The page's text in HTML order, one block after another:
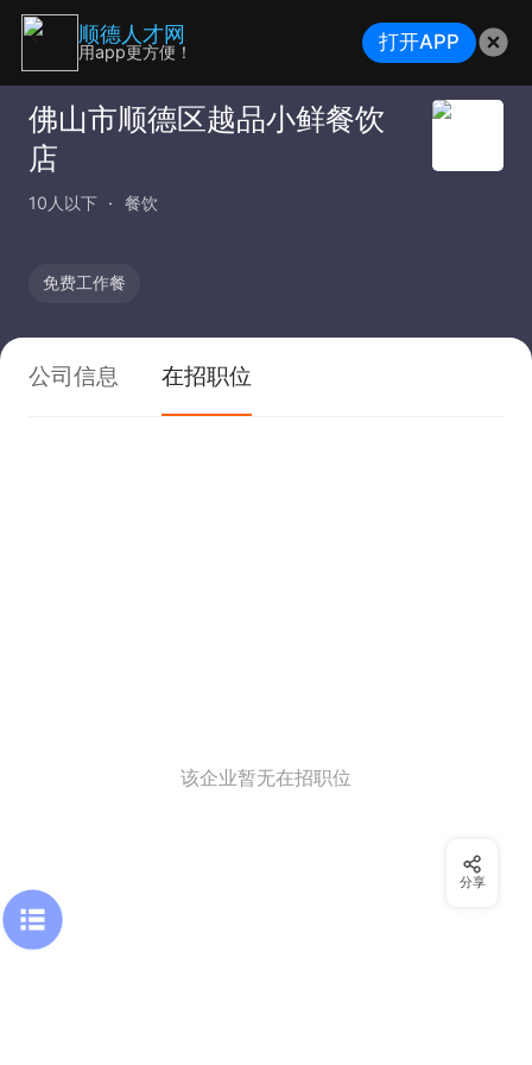
佛山市顺德区越品小鲜餐饮
店
10人以下 餐饮
免费工作餐
公司信息 在招职位
该企业暂无在招职位
分享
顺德人才网
用app更方便！ 打开APP